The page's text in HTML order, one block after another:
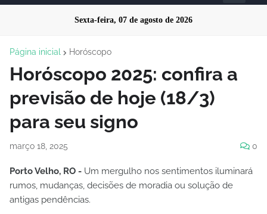
Sexta-feira, 07 de agosto de 2026
Página inicial Horóscopo
Horóscopo 2025: confira a
previsão de hoje (18/3)
para seu signo
março 18, 2025 0
Porto Velho, RO - Um mergulho nos sentimentos iluminará
rumos, mudanças, decisões de moradia ou solução de
antigas pendências.